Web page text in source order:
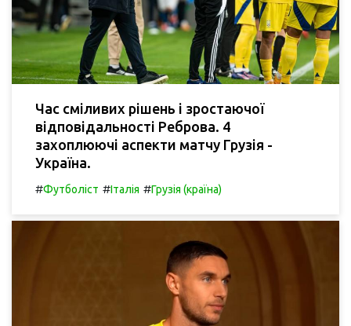
Час сміливих рішень і зростаючої
відповідальності Реброва. 4
захоплюючі аспекти матчу Грузія -
Україна.
#Футболіст #Італія #Грузія (країна)